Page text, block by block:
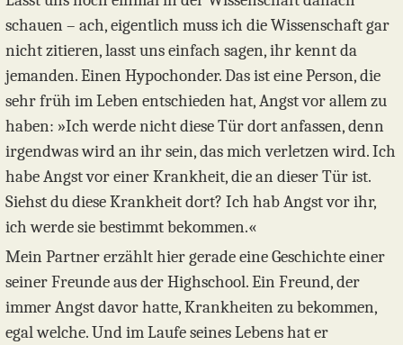
schauen – ach, eigentlich muss ich die Wissenschaft gar
nicht zitieren, lasst uns einfach sagen, ihr kennt da
jemanden. Einen Hypochonder. Das ist eine Person, die
sehr früh im Leben entschieden hat, Angst vor allem zu
haben: »Ich werde nicht diese Tür dort anfassen, denn
irgendwas wird an ihr sein, das mich verletzen wird. Ich
habe Angst vor einer Krankheit, die an dieser Tür ist.
Siehst du diese Krankheit dort? Ich hab Angst vor ihr,
ich werde sie bestimmt bekommen.«
Mein Partner erzählt hier gerade eine Geschichte einer
seiner Freunde aus der Highschool. Ein Freund, der
immer Angst davor hatte, Krankheiten zu bekommen,
egal welche. Und im Laufe seines Lebens hat er